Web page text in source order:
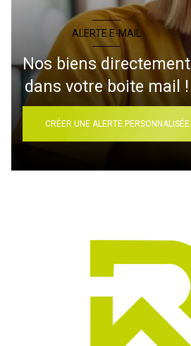
ALERTE E-MAIL
Nos biens directement
dans votre boite mail !
CRÉER UNE ALERTE PERSONNALISÉE